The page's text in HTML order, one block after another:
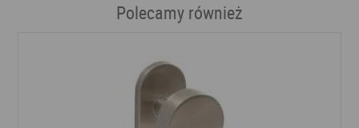
Polecamy również